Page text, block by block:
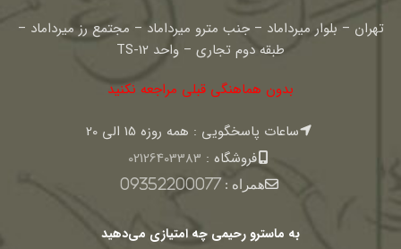
تهران – بلوار میرداماد – جنب مترو میرداماد – مجتمع رز میرداماد –
طبقه دوم تجاری – واحد TS-12
بدون هماهنگی قبلی مراجعه نکنید
ساعات پاسخگویی : همه روزه 15 الی 20
فروشگاه : 02126403383
همراه :09352200077
به ماسترو رحیمی چه امتیازی می‌دهید